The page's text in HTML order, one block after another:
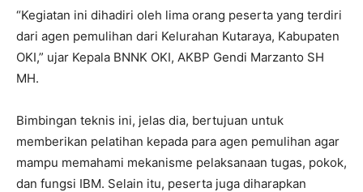
“Kegiatan ini dihadiri oleh lima orang peserta yang terdiri
dari agen pemulihan dari Kelurahan Kutaraya, Kabupaten
OKI,” ujar Kepala BNNK OKI, AKBP Gendi Marzanto SH
MH.
Bimbingan teknis ini, jelas dia, bertujuan untuk
memberikan pelatihan kepada para agen pemulihan agar
mampu memahami mekanisme pelaksanaan tugas, pokok,
dan fungsi IBM. Selain itu, peserta juga diharapkan